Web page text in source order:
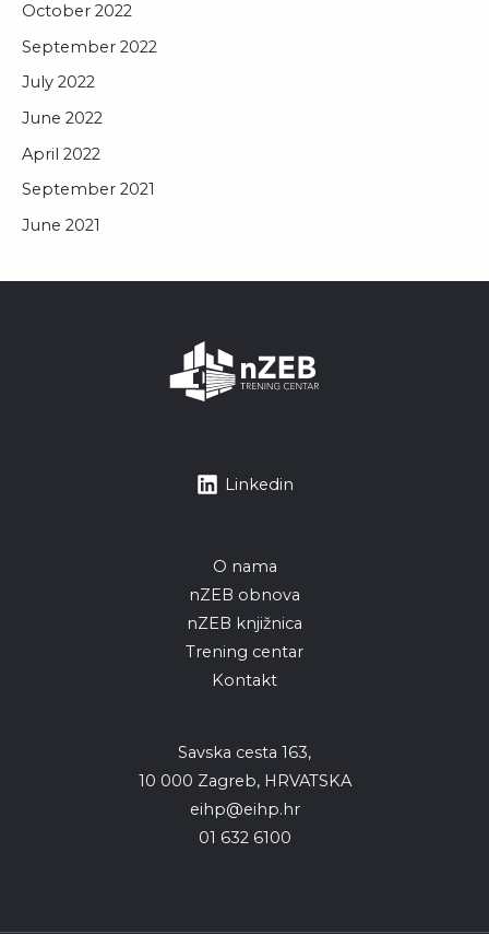
October 2022
September 2022
July 2022
June 2022
April 2022
September 2021
June 2021
Linkedin
O nama
nZEB obnova
nZEB knjižnica
Trening centar
Kontakt
Savska cesta 163,
10 000 Zagreb, HRVATSKA
eihp@eihp.hr
01 632 6100